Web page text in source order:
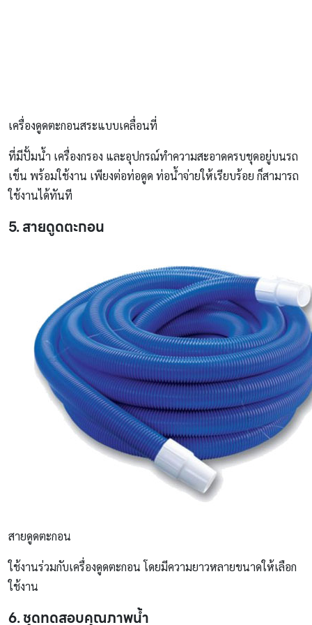
เครื่องดูดตะกอนสระแบบเคลื่อนที่
ที่มีปั้มน้ำ เครื่องกรอง และอุปกรณ์ทำความสะอาดครบชุดอยู่บนรถ
เข็น พร้อมใช้งาน เพียงต่อท่อดูด ท่อน้ำจ่ายให้เรียบร้อย ก็สามารถ
ใช้งานได้ทันที
5. สายดูดตะกอน
สายดูดตะกอน
ใช้งานร่วมกับเครื่องดูดตะกอน โดยมีความยาวหลายขนาดให้เลือก
ใช้งาน
6. ชุดทดสอบคุณภาพน้ำ